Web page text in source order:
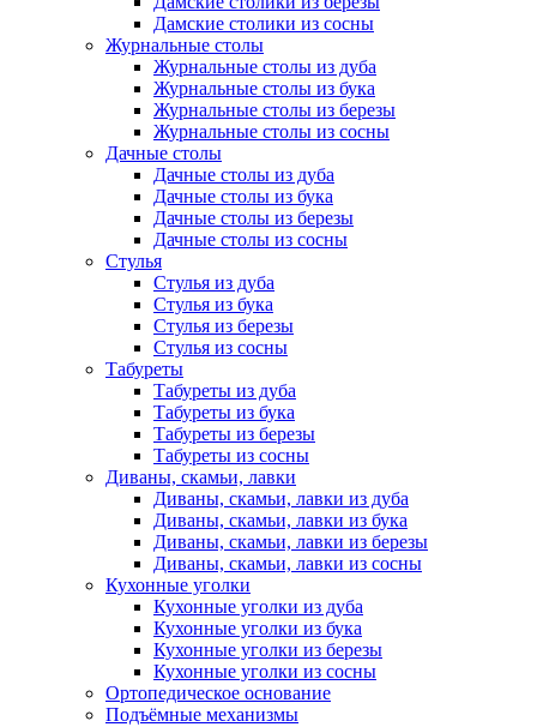
Дамские столики из сосны
Журнальные столы
Журнальные столы из дуба
Журнальные столы из бука
Журнальные столы из березы
Журнальные столы из сосны
Дачные столы
Дачные столы из дуба
Дачные столы из бука
Дачные столы из березы
Дачные столы из сосны
Стулья
Стулья из дуба
Стулья из бука
Стулья из березы
Стулья из сосны
Табуреты
Табуреты из дуба
Табуреты из бука
Табуреты из березы
Табуреты из сосны
Диваны, скамьи, лавки
Диваны, скамьи, лавки из дуба
Диваны, скамьи, лавки из бука
Диваны, скамьи, лавки из березы
Диваны, скамьи, лавки из сосны
Кухонные уголки
Кухонные уголки из дуба
Кухонные уголки из бука
Кухонные уголки из березы
Кухонные уголки из сосны
Ортопедическое основание
Подъёмные механизмы